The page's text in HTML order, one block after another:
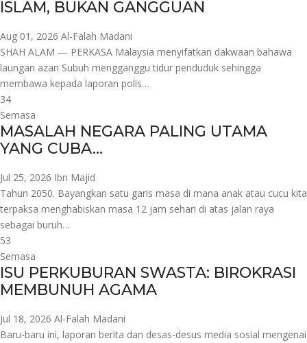
ISLAM, BUKAN GANGGUAN
Aug 01, 2026 Al-Falah Madani
SHAH ALAM — PERKASA Malaysia menyifatkan dakwaan bahawa
laungan azan Subuh mengganggu tidur penduduk sehingga
membawa kepada laporan polis…
34
Semasa
MASALAH NEGARA PALING UTAMA
YANG CUBA…
Jul 25, 2026 Ibn Majid
Tahun 2050. Bayangkan satu garis masa di mana anak atau cucu kita
terpaksa menghabiskan masa 12 jam sehari di atas jalan raya
sebagai buruh…
53
Semasa
ISU PERKUBURAN SWASTA: BIROKRASI
MEMBUNUH AGAMA
Jul 18, 2026 Al-Falah Madani
Baru-baru ini, laporan berita dan desas-desus media sosial mengenai